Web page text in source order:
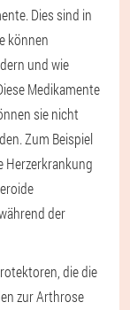
Dies sind in
können
und wie
Medikamente
sie nicht
Zum Beispiel
Herzerkrankung
der
die die
zur Arthrose